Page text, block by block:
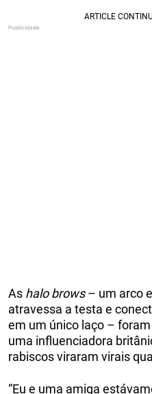
As halo brows– um arco
atravessa a testa e
em um único laço –
uma influenciadora
rabiscos viraram virais
“Eu e uma amiga